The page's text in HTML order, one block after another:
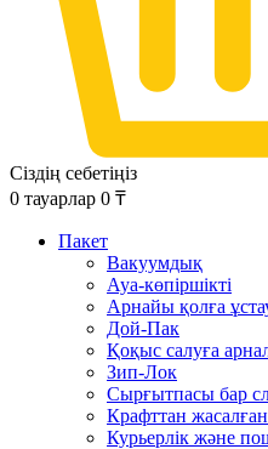
Сіздің себетіңіз
0 тауарлар 0 ₸
Пакет
Вакуумдық
Ауа-көпіршікті
Арнайы қолға
Дой-Пак
Қоқыс салуға
Зип-Лок
Сырғытпасы бар
Крафттан
Курьерлік және